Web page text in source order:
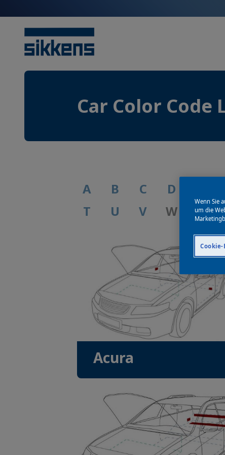
Car Color Code
A B C D
T
U V W X
Acura
Wenn Sie
um die